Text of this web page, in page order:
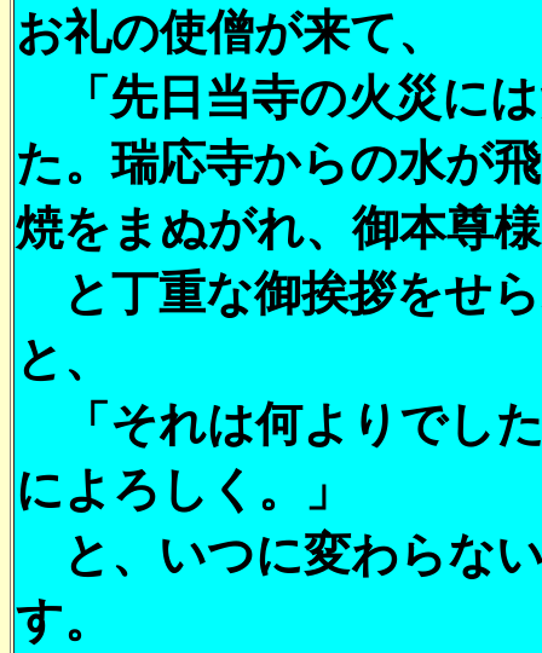
お礼の使僧が来て、
「先日当寺の火災に
た。瑞応寺からの水が
焼をまぬがれ、御本尊
と丁重な御挨拶をせ
と、
「それは何よりでし
によろしく。」
と、いつに変わらな
す。